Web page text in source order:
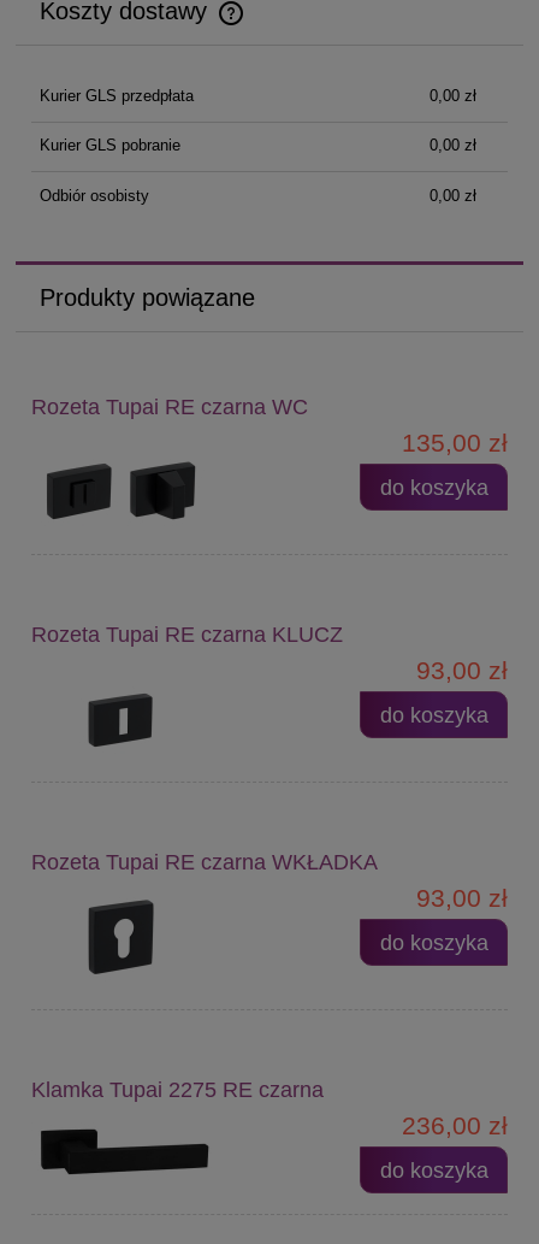
Koszty dostawy
Cena nie zawiera ewentualnych kosztów płatności
Kurier GLS przedpłata 0,00 zł
Kurier GLS pobranie 0,00 zł
Odbiór osobisty 0,00 zł
Produkty powiązane
Rozeta Tupai RE czarna WC
135,00 zł
do koszyka
Rozeta Tupai RE czarna KLUCZ
93,00 zł
do koszyka
Rozeta Tupai RE czarna WKŁADKA
93,00 zł
do koszyka
Klamka Tupai 2275 RE czarna
236,00 zł
do koszyka